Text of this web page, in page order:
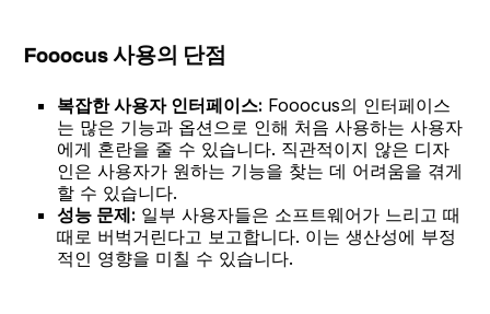
Fooocus 사용의 단점
복잡한 사용자 인터페이스: Fooocus의 인터페이스
는 많은 기능과 옵션으로 인해 처음 사용하는 사용자
에게 혼란을 줄 수 있습니다. 직관적이지 않은 디자
인은 사용자가 원하는 기능을 찾는 데 어려움을 겪게
할 수 있습니다.
성능 문제: 일부 사용자들은 소프트웨어가 느리고 때
때로 버벅거린다고 보고합니다. 이는 생산성에 부정
적인 영향을 미칠 수 있습니다.